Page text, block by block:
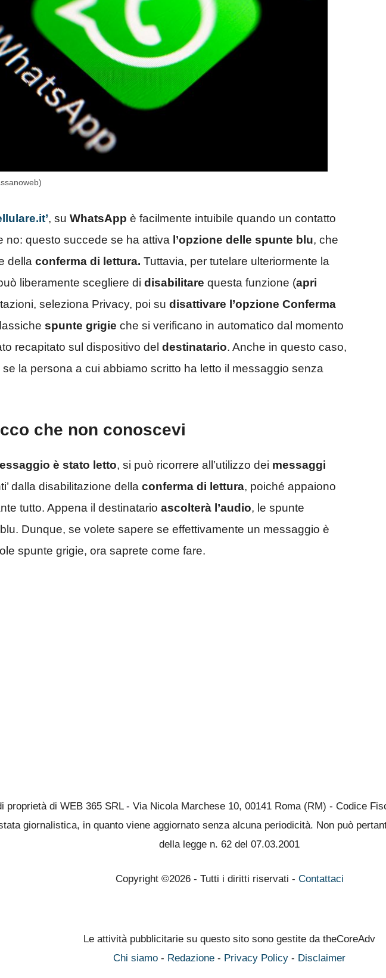
, su WhatsApp è facilmente intuibile quando un contatto
no: questo succede se ha attiva l’opzione delle spunte blu, che
della conferma di lettura. Tuttavia, per tutelare ulteriormente la
liberamente scegliere di disabilitare questa funzione (apri
seleziona Privacy, poi su disattivare l’opzione Conferma
spunte grigie che si verificano in automatico dal momento
recapitato sul dispositivo del destinatario. Anche in questo caso,
la persona a cui abbiamo scritto ha letto il messaggio senza
che non conoscevi
è stato letto, si può ricorrere all’utilizzo dei messaggi
dalla disabilitazione della conferma di lettura, poiché appaiono
tutto. Appena il destinatario ascolterà l’audio, le spunte
Dunque, se volete sapere se effettivamente un messaggio è
spunte grigie, ora saprete come fare.
proprietà di WEB 365 SRL - Via Nicola Marchese 10, 00141 Roma (RM) - Codice
giornalistica, in quanto viene aggiornato senza alcuna periodicità. Non può
della legge n. 62 del 07.03.2001
Copyright ©2026 - Tutti i diritti riservati - Contattaci
Le attività pubblicitarie su questo sito sono gestite da theCoreAdv
Chi siamo - Redazione - Privacy Policy - Disclaimer